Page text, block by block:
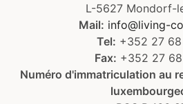
L-5627 Mondorf-
Mail: info@living-
Tel: +352 27 68
Fax: +352 27
Numéro d'immatriculation au